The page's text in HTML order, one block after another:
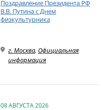
Поздравление Президента РФ
В.В. Путина с Днем
физкультурника
г. Москва, Официальная
информация
08 АВГУСТА 2026